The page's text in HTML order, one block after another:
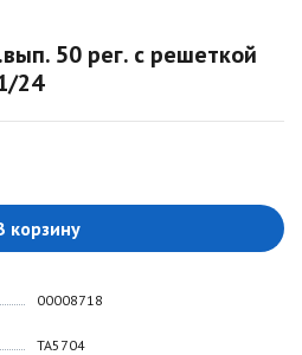
50 рег. с решеткой
24
корзину
00008718
TA5704